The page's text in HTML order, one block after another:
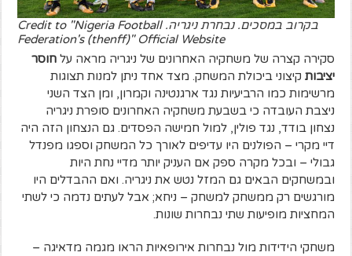
בקרוב במסכים. נבחרת ניגריה. Credit to "Nigeria Football
Federation's (thenff)" Official Website
סקירה קצרה של משחקיה האחרונים של ניגריה מראה עלחוסר
יציבות קיצוני ביכולת המשחק. מצד אחד ניתן למנות תצוגות
מרשימות כמו הרביעיות נגד ארגנטינה וקמרון, ומן הצד השני
ניצבת העובדה כי בשבעת משחקיה האחרונים סופרת ניגריה
נצחון בודד, נגד פולין, למול חמישה הפסדים. גם הנצחון הזה היה
דיי מקרי – הפולנים היו עדיפים לאורך כל המשחק וספגו מפנדל
גבולי – ובכל מקרה ספק אם העניק יותר מדיי נחת היות
ובמשחקים הבאים גם המזל נטש את ניגריה. ואם ההבדלים היו
מורגשים רק ממשחק למשחק – ניחא; אבל לעתים נדמה כי לשתי
המחציות מופיעות שתי נבחרות שונות.
משחקי הידידות מול נבחרות אירופאיות הראו מגמה מדאיגה –